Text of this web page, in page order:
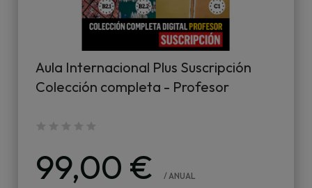
Aula Internacional Plus Suscripción
Colección completa - Profesor
99,00 € / ANUAL